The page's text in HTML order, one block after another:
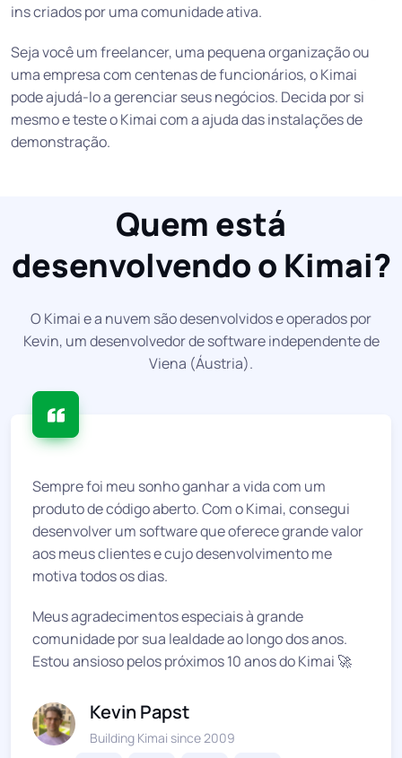
ins criados por uma comunidade ativa.
Seja você um freelancer, uma pequena organização ou
uma empresa com centenas de funcionários, o Kimai
pode ajudá-lo a gerenciar seus negócios. Decida por si
mesmo e teste o Kimai com a ajuda das instalações de
demonstração.
Quem está
desenvolvendo o Kimai?
O Kimai e a nuvem são desenvolvidos e operados por
Kevin, um desenvolvedor de software independente de
Viena (Áustria).
Sempre foi meu sonho ganhar a vida com um
produto de código aberto. Com o Kimai, consegui
desenvolver um software que oferece grande valor
aos meus clientes e cujo desenvolvimento me
motiva todos os dias.
Meus agradecimentos especiais à grande
comunidade por sua lealdade ao longo dos anos.
Estou ansioso pelos próximos 10 anos do Kimai 🚀
Kevin Papst
Building Kimai since 2009